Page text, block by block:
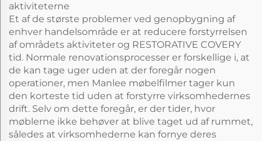
aktiviteterne
Et af de største problemer ved genopbygning af
enhver handelsområde er at reducere forstyrrelsen
af områdets aktiviteter og RESTORATIVE COVERY
tid. Normale renovationsprocesser er forskellige i, at
de kan tage uger uden at der foregår nogen
operationer, men Manlee møbelfilmer tager kun
den korteste tid uden at forstyrre virksomhedernes
drift. Selv om dette foregår, er der tider, hvor
møblerne ikke behøver at blive taget ud af rummet,
således at virksomhederne kan fornye deres